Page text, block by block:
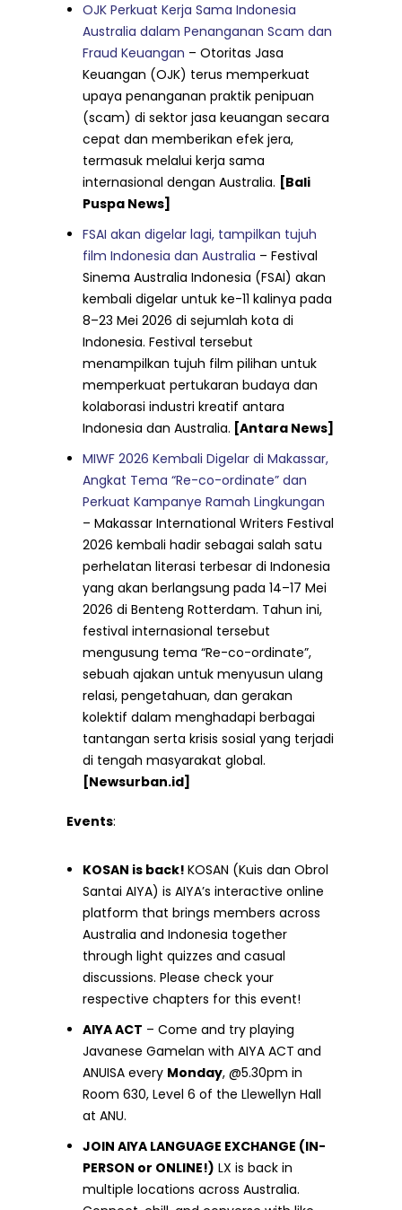
OJK Perkuat Kerja Sama Indonesia
Australia dalam Penanganan Scam dan
Fraud Keuangan – Otoritas Jasa
Keuangan (OJK) terus memperkuat
upaya penanganan praktik penipuan
(scam) di sektor jasa keuangan secara
cepat dan memberikan efek jera,
termasuk melalui kerja sama
internasional dengan Australia. [Bali
Puspa News]
FSAI akan digelar lagi, tampilkan tujuh
film Indonesia dan Australia – Festival
Sinema Australia Indonesia (FSAI) akan
kembali digelar untuk ke-11 kalinya pada
8–23 Mei 2026 di sejumlah kota di
Indonesia. Festival tersebut
menampilkan tujuh film pilihan untuk
memperkuat pertukaran budaya dan
kolaborasi industri kreatif antara
Indonesia dan Australia. [Antara News]
MIWF 2026 Kembali Digelar di Makassar,
Angkat Tema “Re-co-ordinate” dan
Perkuat Kampanye Ramah Lingkungan
– Makassar International Writers Festival
2026 kembali hadir sebagai salah satu
perhelatan literasi terbesar di Indonesia
yang akan berlangsung pada 14–17 Mei
2026 di Benteng Rotterdam. Tahun ini,
festival internasional tersebut
mengusung tema “Re-co-ordinate”,
sebuah ajakan untuk menyusun ulang
relasi, pengetahuan, dan gerakan
kolektif dalam menghadapi berbagai
tantangan serta krisis sosial yang terjadi
di tengah masyarakat global.
[Newsurban.id]
Events:
KOSAN is back!KOSAN (Kuis dan Obrol
Santai AIYA) is AIYA’s interactive online
platform that brings members across
Australia and Indonesia together
through light quizzes and casual
discussions. Please check your
respective chapters for this event!
AIYA ACT – Come and try playing
Javanese Gamelan with AIYA ACT and
ANUISA every Monday, @5.30pm in
Room 630, Level 6 of the Llewellyn Hall
at ANU.
JOIN AIYA LANGUAGE EXCHANGE (IN-
PERSON or ONLINE!) LX is back in
multiple locations across Australia.